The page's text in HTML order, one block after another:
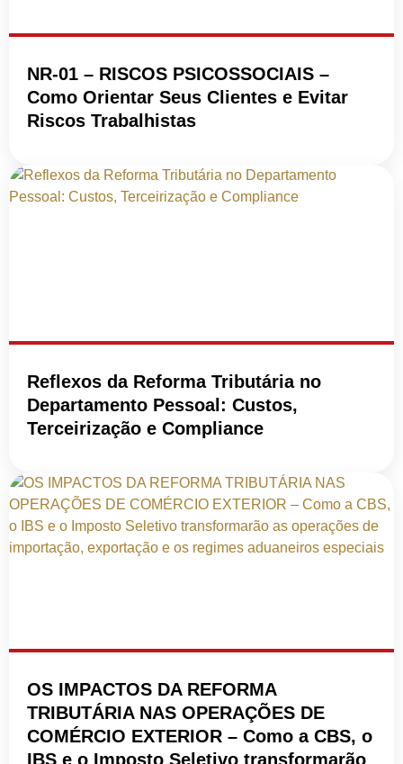
NR-01 – RISCOS PSICOSSOCIAIS –
Como Orientar Seus Clientes e Evitar
Riscos Trabalhistas
Reflexos da Reforma Tributária no
Departamento Pessoal: Custos,
Terceirização e Compliance
OS IMPACTOS DA REFORMA
TRIBUTÁRIA NAS OPERAÇÕES DE
COMÉRCIO EXTERIOR – Como a CBS, o
IBS e o Imposto Seletivo transformarão